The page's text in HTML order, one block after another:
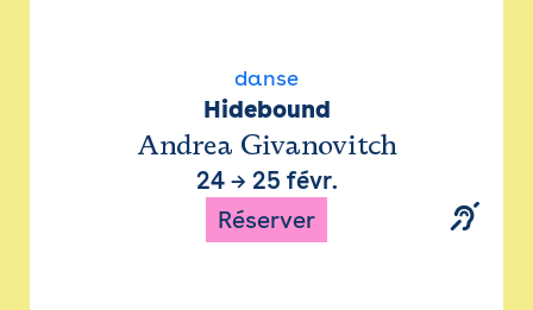
danse
Hidebound
Andrea Givanovitch
24→ 25 févr.
Réserver